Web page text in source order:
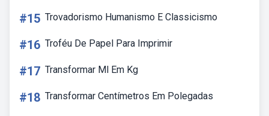
#15 Trovadorismo Humanismo E Classicismo
#16 Troféu De Papel Para Imprimir
#17 Transformar Ml Em Kg
#18 Transformar Centímetros Em Polegadas